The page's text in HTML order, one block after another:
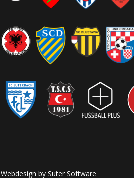
Webdesign bySuter Software